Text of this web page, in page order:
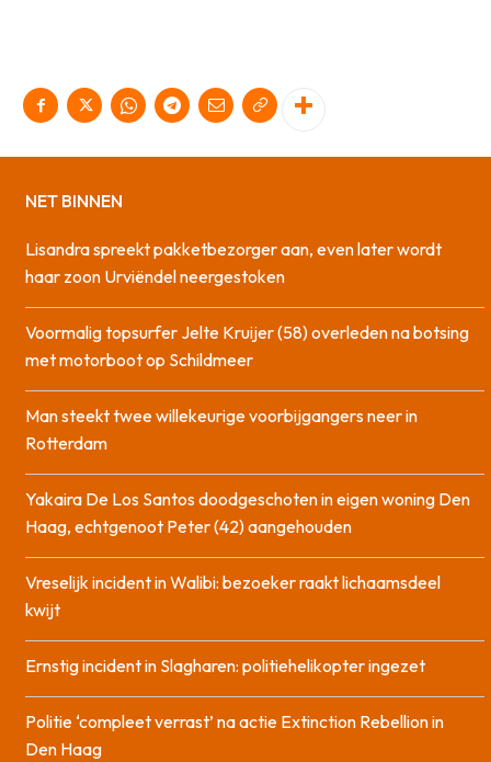
NET BINNEN
Lisandra spreekt pakketbezorger aan, even later wordt
haar zoon Urviëndel neergestoken
Voormalig topsurfer Jelte Kruijer (58) overleden na botsing
met motorboot op Schildmeer
Man steekt twee willekeurige voorbijgangers neer in
Rotterdam
Yakaira De Los Santos doodgeschoten in eigen woning Den
Haag, echtgenoot Peter (42) aangehouden
Vreselijk incident in Walibi: bezoeker raakt lichaamsdeel
kwijt
Ernstig incident in Slagharen: politiehelikopter ingezet
Politie ‘compleet verrast’ na actie Extinction Rebellion in
Den Haag